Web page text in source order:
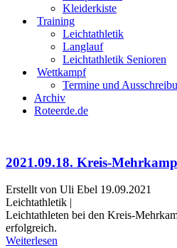
Kleiderkiste
Training
Leichtathletik
Langlauf
Leichtathletik Senioren
Wettkampf
Termine und
Archiv
Roteerde.de
2021.09.18. Kreis-
Erstellt von Uli Ebel 19.09.2021
Leichtathletik |
Leichtathleten bei den Kreis-
erfolgreich.
Weiterlesen